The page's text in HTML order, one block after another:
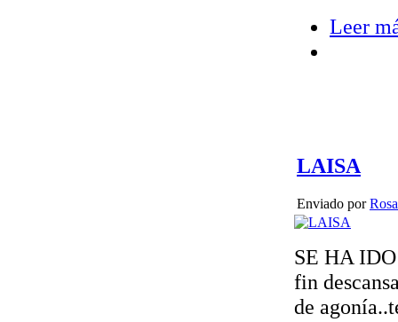
Leer
LAISA
Enviado por
SE HA
fin
de